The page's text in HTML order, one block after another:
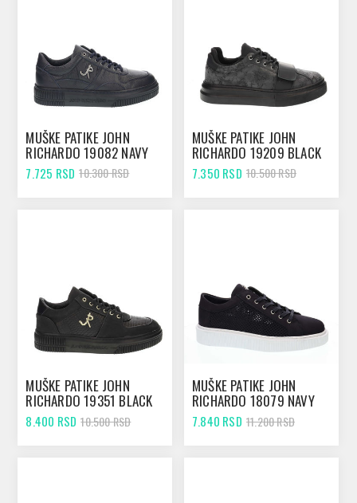
MUŠKE PATIKE JOHN
RICHARDO 19082 NAVY
7.725 RSD 10.300 RSD
MUŠKE PATIKE JOHN
RICHARDO 19209 BLACK
7.350 RSD 10.500 RSD
MUŠKE PATIKE JOHN
RICHARDO 19351 BLACK
8.400 RSD 10.500 RSD
MUŠKE PATIKE JOHN
RICHARDO 18079 NAVY
7.840 RSD 11.200 RSD